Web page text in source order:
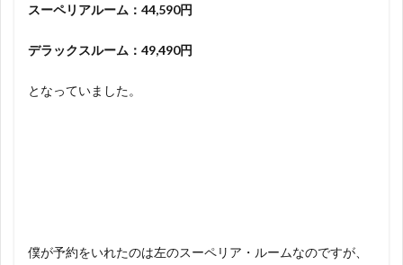
スーペリアルーム：44,590円
デラックスルーム：49,490円
となっていました。
僕が予約をいれたのは左のスーペリア・ルームなのですが、